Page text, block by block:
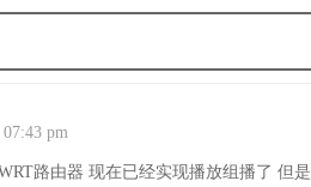
pm
路由器 现在已经实现播放组播了 但